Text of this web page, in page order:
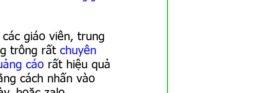
các giáo viên, trung
trông rất chuyên
cáo rất hiệu quả
cách nhấn vào